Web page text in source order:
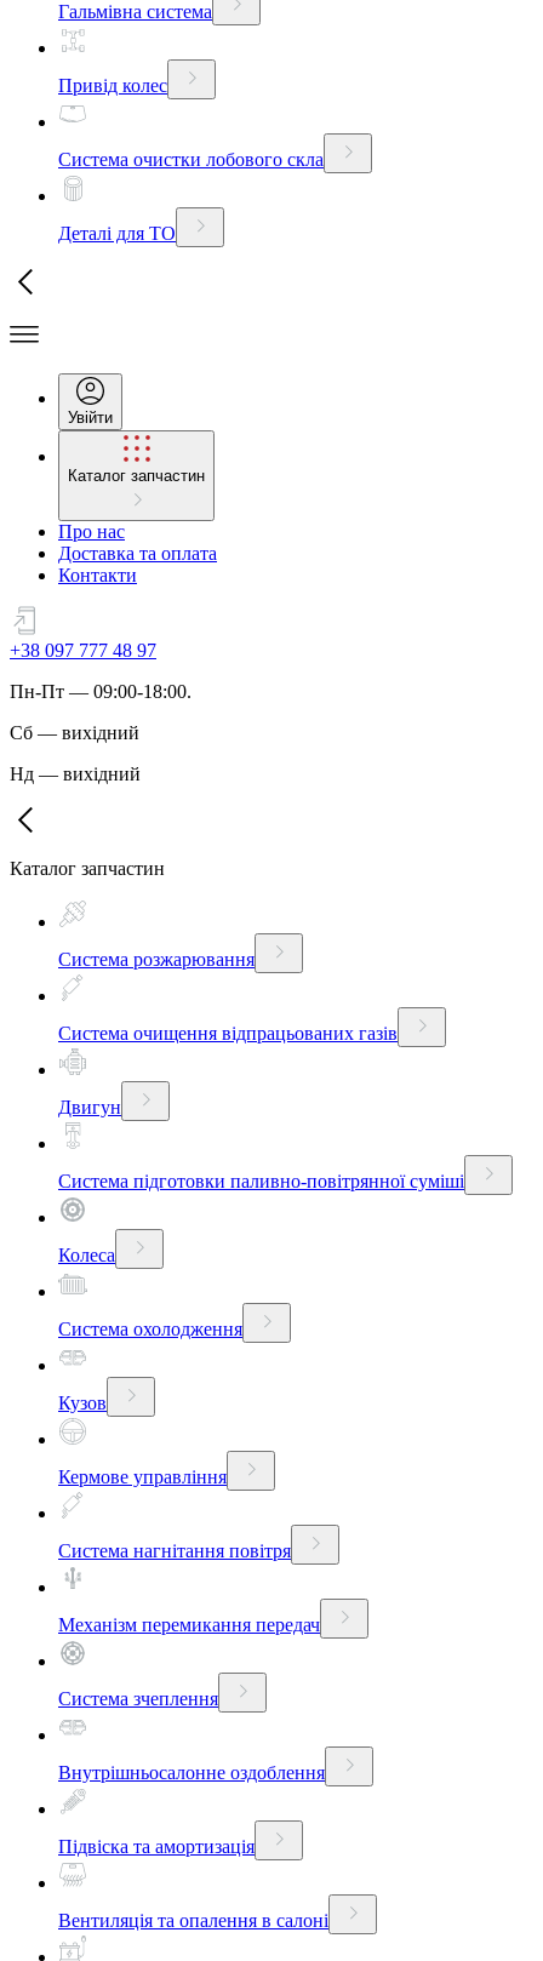
Гальмівна система
Привід колес
Система очистки лобового скла
Деталі для ТО
Увійти
Каталог запчастин
Про нас
Доставка та оплата
Контакти
+38 097 777 48 97
Пн-Пт — 09:00-18:00.
Сб — вихідний
Нд — вихідний
Каталог запчастин
Система розжарювання
Система очищення відпрацьованих газів
Двигун
Система підготовки паливно-повітрянної суміші
Колеса
Система охолодження
Кузов
Кермове управління
Система нагнітання повітря
Механізм перемикання передач
Система зчеплення
Внутрішньосалонне оздоблення
Підвіска та амортизація
Вентиляція та опалення в салоні